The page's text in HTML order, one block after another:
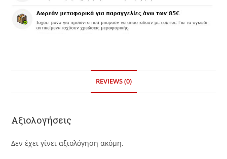
REVIEWS (0)
Αξιολογήσεις
Δεν έχει γίνει αξιολόγηση ακόμη.